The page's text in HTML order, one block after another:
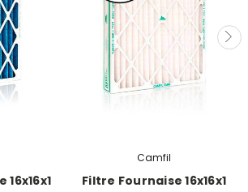
Camfil
Filtre Fournaise 16x16x1